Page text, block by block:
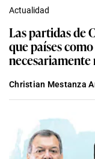
Actualidad
Las partidas de
que países
necesariamente
Christian Mestanza